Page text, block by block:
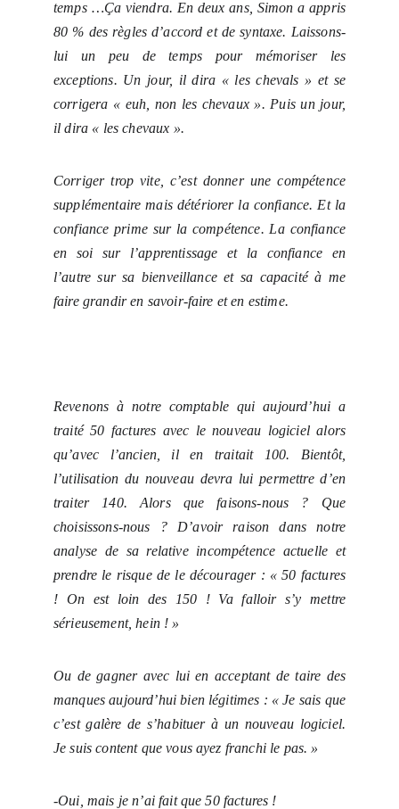
temps …Ça viendra. En deux ans, Simon a appris
80 % des règles d’accord et de syntaxe. Laissons-
lui un peu de temps pour mémoriser les
exceptions. Un jour, il dira « les chevals » et se
corrigera « euh, non les chevaux ». Puis un jour,
il dira « les chevaux ».
Corriger trop vite, c’est donner une compétence
supplémentaire mais détériorer la confiance. Et la
confiance prime sur la compétence. La confiance
en soi sur l’apprentissage et la confiance en
l’autre sur sa bienveillance et sa capacité à me
faire grandir en savoir-faire et en estime.
Revenons à notre comptable qui aujourd’hui a
traité 50 factures avec le nouveau logiciel alors
qu’avec l’ancien, il en traitait 100. Bientôt,
l’utilisation du nouveau devra lui permettre d’en
traiter 140. Alors que faisons-nous ? Que
choisissons-nous ? D’avoir raison dans notre
analyse de sa relative incompétence actuelle et
prendre le risque de le décourager : « 50 factures
! On est loin des 150 ! Va falloir s’y mettre
sérieusement, hein ! »
Ou de gagner avec lui en acceptant de taire des
manques aujourd’hui bien légitimes : « Je sais que
c’est galère de s’habituer à un nouveau logiciel.
Je suis content que vous ayez franchi le pas. »
-Oui, mais je n’ai fait que 50 factures !